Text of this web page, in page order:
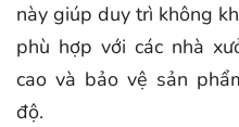
này giúp duy trì không
phù hợp với các nhà
cao và bảo vệ sản
độ.